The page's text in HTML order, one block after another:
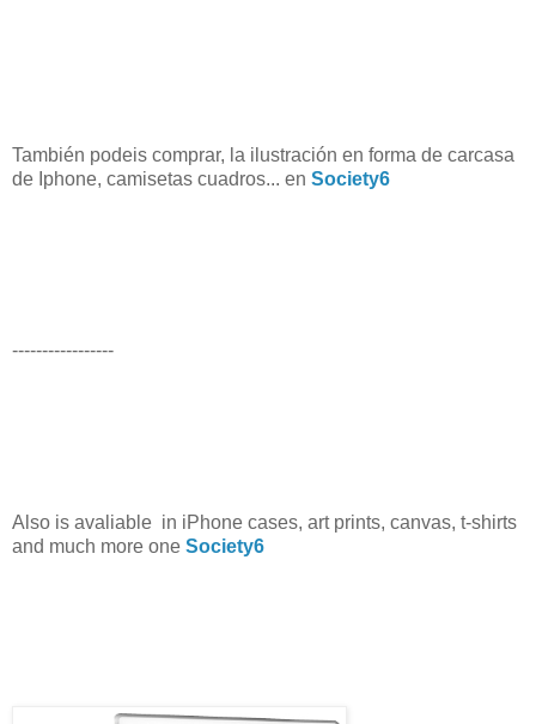
También podeis comprar, la ilustración en forma de carcasa
de Iphone, camisetas cuadros... en Society6
-----------------
Also is avaliable in iPhone cases, art prints, canvas, t-shirts
and much more one Society6